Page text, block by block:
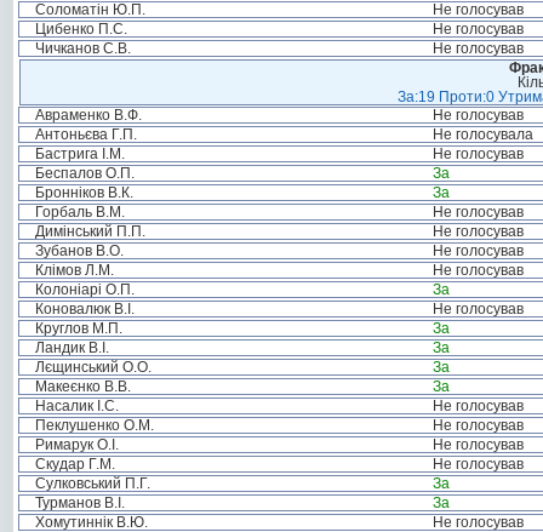
Соломатін Ю.П.
Не голосував
Цибенко П.С.
Не голосував
Чичканов С.В.
Не голосував
За:19 Проти:0
Авраменко В.Ф.
Не голосував
Антоньєва Г.П.
Не голосувала
Бастрига І.М.
Не голосував
Беспалов О.П.
За
Бронніков В.К.
За
Горбаль В.М.
Не голосував
Димінський П.П.
Не голосував
Зубанов В.О.
Не голосував
Клімов Л.М.
Не голосував
Колоніарі О.П.
За
Коновалюк В.І.
Не голосував
Круглов М.П.
За
Ландик В.І.
За
Лєщинський О.О.
За
Макеєнко В.В.
За
Насалик І.С.
Не голосував
Пеклушенко О.М.
Не голосував
Римарук О.І.
Не голосував
Скудар Г.М.
Не голосував
Сулковський П.Г.
За
Турманов В.І.
За
Хомутиннік В.Ю.
Не голосував